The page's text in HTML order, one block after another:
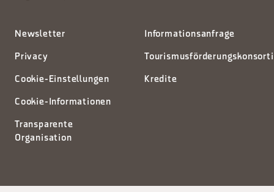
Newsletter
Privacy
Cookie-Einstellungen
Cookie-Informationen
Transparente
Organisation
Informationsanfrage
Kredite